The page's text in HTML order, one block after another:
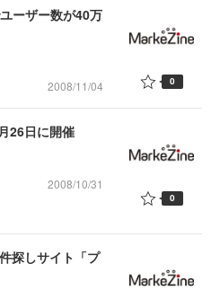
ーザー数が40万
2008/11/04 0
26日に開催
2008/10/31
0
探しサイト「プ